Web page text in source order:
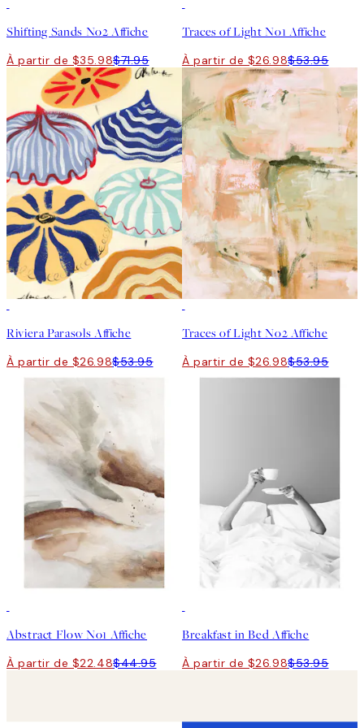
Shifting Sands No2 Affiche
À partir de $35.98$71.95
Traces of Light No1 Affiche
À partir de $26.98$53.95
Riviera Parasols Affiche
À partir de $26.98$53.95
Traces of Light No2 Affiche
À partir de $26.98$53.95
Abstract Flow No1 Affiche
À partir de $22.48$44.95
Breakfast in Bed Affiche
À partir de $26.98$53.95